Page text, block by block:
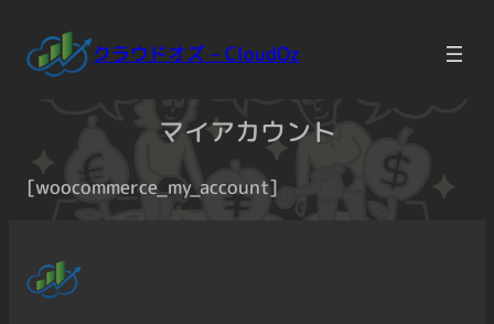
to
content
クラウドオズ – CloudOz
マイアカウント
[woocommerce_my_account]